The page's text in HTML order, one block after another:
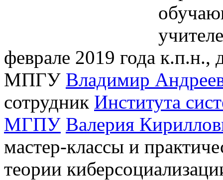
феврале 2019 года к.п.н.,
МПГУ Владимир
сотрудник Института
МГПУ Валерия
мастер-классы и
теории